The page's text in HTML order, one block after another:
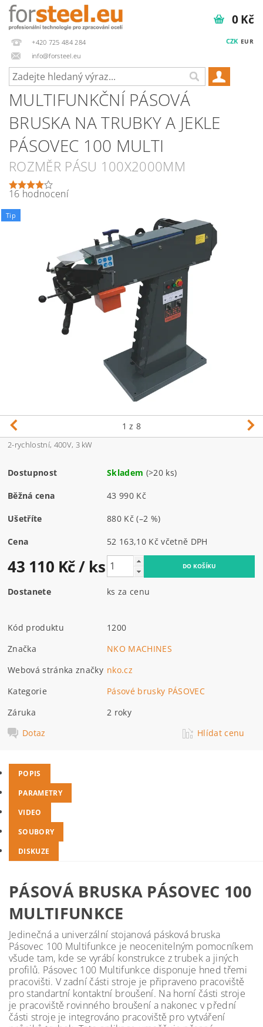
+420 725 484 284
info@forsteel.eu
CZK EUR
0 Kč
MULTIFUNKČNÍ PÁSOVÁ
BRUSKA NA TRUBKY A JEKLE
PÁSOVEC 100 MULTI
ROZMĚR PÁSU 100X2000MM
16 hodnocení
Tip
1 z 8
2-rychlostní, 400V, 3 kW
Dostupnost Skladem (>20 ks)
Běžná cena 43 990 Kč
Ušetříte 880 Kč(–2 %)
Cena 52 163,10 Kč včetně DPH
43 110 Kč/ ks
Dostanete ks za cenu
Kód produktu
1200
Značka
NKO MACHINES
Webová stránka značky nko.cz
Kategorie
Pásové brusky PÁSOVEC
Záruka
2 roky
Dotaz
Hlídat cenu
POPIS
PARAMETRY
VIDEO
SOUBORY
DISKUZE
PÁSOVÁ BRUSKA PÁSOVEC 100
MULTIFUNKCE
Jedinečná a univerzální stojanová pásková bruska
Pásovec 100 Multifunkce je neocenitelným pomocníkem
všude tam, kde se vyrábí konstrukce z trubek a jiných
profilů. Pásovec 100 Multifunkce disponuje hned třemi
pracovišti. V zadní části stroje je připraveno pracoviště
pro standartní kontaktní broušení. Na horní části stroje
je pracoviště rovinného broušení a nakonec v přední
části stroje je integrováno pracoviště pro vytváření